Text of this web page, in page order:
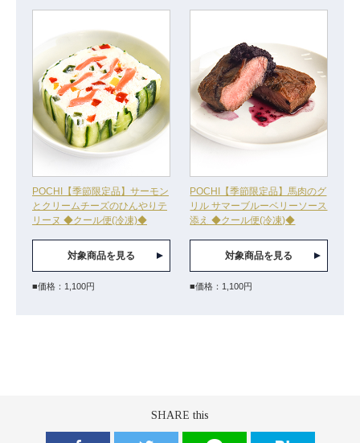
POCHI【季節限定品】サーモン
とクリームチーズのひんやりテ
リーヌ ◆クール便(冷凍)◆
対象商品を見る
■価格：1,100円
POCHI【季節限定品】馬肉のグ
リル サマーブルーベリーソース
添え ◆クール便(冷凍)◆
対象商品を見る
■価格：1,100円
SHARE this